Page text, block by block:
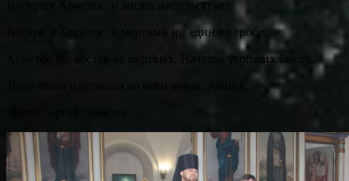
Воскресе Христос, и жизнь жительствует.
Воскресе Христос, и мертвый ни един во гробе.
Христос бо, востав от мертвых, Начаток усопших бысть.